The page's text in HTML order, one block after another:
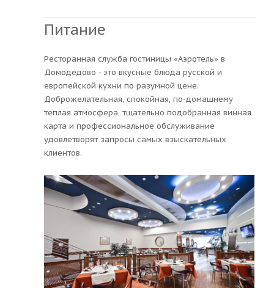
Питание
Ресторанная служба гостиницы «Аэротель» в
Домодедово - это вкусные блюда русской и
европейской кухни по разумной цене.
Доброжелательная, спокойная, по-домашнему
теплая атмосфера, тщательно подобранная винная
карта и профессиональное обслуживание
удовлетворят запросы самых взыскательных
клиентов.